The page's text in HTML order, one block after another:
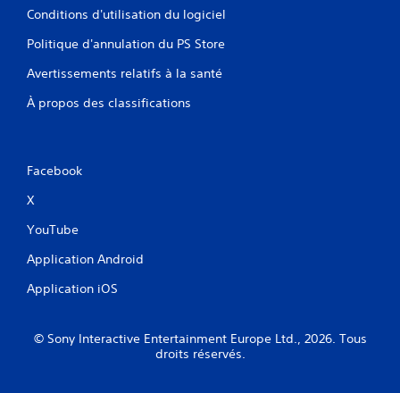
Conditions d'utilisation du logiciel
Politique d'annulation du PS Store
Avertissements relatifs à la santé
À propos des classifications
Facebook
X
YouTube
Application Android
Application iOS
© Sony Interactive Entertainment Europe Ltd., 2026. Tous
droits réservés.